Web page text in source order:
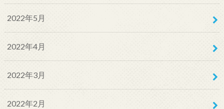
2022年5月
2022年4月
2022年3月
2022年2月